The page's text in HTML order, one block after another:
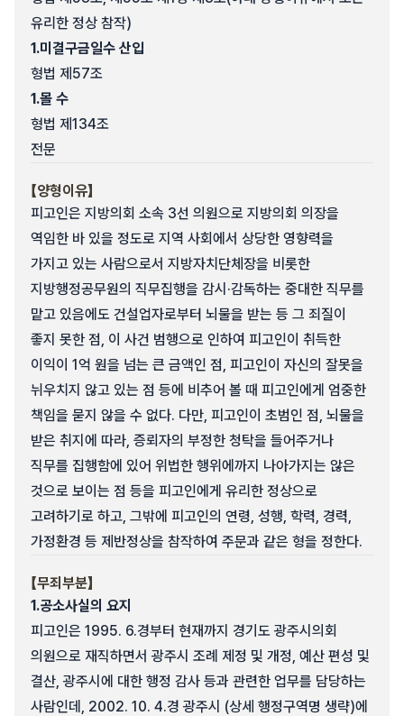
유리한 정상 참작)
1.미결구금일수 산입
형법 제57조
1.몰 수
형법 제134조
전문
【양형이유】
피고인은 지방의회 소속 3선 의원으로 지방의회 의장을
역임한 바 있을 정도로 지역 사회에서 상당한 영향력을
가지고 있는 사람으로서 지방자치단체장을 비롯한
지방행정공무원의 직무집행을 감시·감독하는 중대한 직무를
맡고 있음에도 건설업자로부터 뇌물을 받는 등 그 죄질이
좋지 못한 점, 이 사건 범행으로 인하여 피고인이 취득한
이익이 1억 원을 넘는 큰 금액인 점, 피고인이 자신의 잘못을
뉘우치지 않고 있는 점 등에 비추어 볼 때 피고인에게 엄중한
책임을 묻지 않을 수 없다. 다만, 피고인이 초범인 점, 뇌물을
받은 취지에 따라, 증뢰자의 부정한 청탁을 들어주거나
직무를 집행함에 있어 위법한 행위에까지 나아가지는 않은
것으로 보이는 점 등을 피고인에게 유리한 정상으로
고려하기로 하고, 그밖에 피고인의 연령, 성행, 학력, 경력,
가정환경 등 제반정상을 참작하여 주문과 같은 형을 정한다.
【무죄부분】
1.공소사실의 요지
피고인은 1995. 6.경부터 현재까지 경기도 광주시의회
의원으로 재직하면서 광주시 조례 제정 및 개정, 예산 편성 및
결산, 광주시에 대한 행정 감사 등과 관련한 업무를 담당하는
사람인데, 2002. 10. 4.경 광주시 (상세 행정구역명 생략)에